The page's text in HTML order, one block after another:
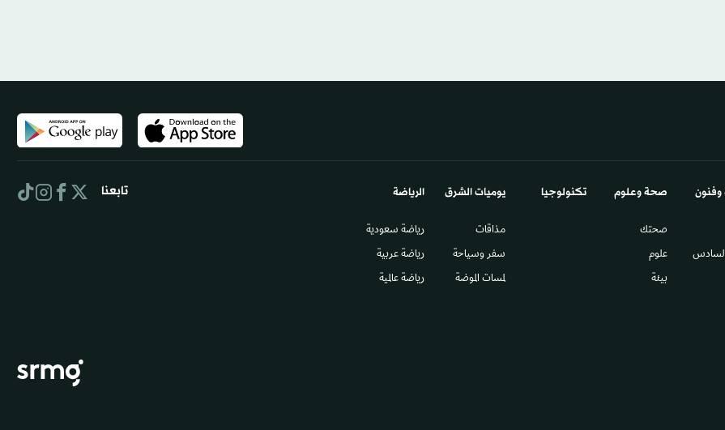
وفنون
السادس​
صحة وعلوم
صحتك
علوم
بيئة
تكنولوجيا يوميات الشرق​
مذاقات
سفر وسياحة
لمسات الموضة
الرياضة
رياضة سعودية
رياضة عربية
رياضة عالمية
تابعنا